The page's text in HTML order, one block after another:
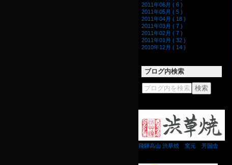
2011年06月 ( 6 )
2011年05月 ( 5 )
2011年04月 ( 18 )
2011年03月 ( 7 )
2011年02月 ( 7 )
2011年01月 ( 32 )
2010年12月 ( 14 )
ブログ内検索
飛騨高山 渋草焼 窯元 芳国舎